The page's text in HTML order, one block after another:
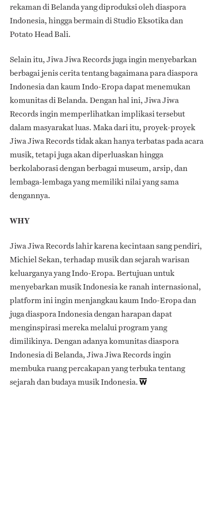
rekaman di Belanda yang diproduksi oleh diaspora
Indonesia, hingga bermain di Studio Eksotika dan
Potato Head Bali.
Selain itu, Jiwa Jiwa Records juga ingin menyebarkan
berbagai jenis cerita tentang bagaimana para diaspora
Indonesia dan kaum Indo-Eropa dapat menemukan
komunitas di Belanda. Dengan hal ini, Jiwa Jiwa
Records ingin memperlihatkan implikasi tersebut
dalam masyarakat luas. Maka dari itu, proyek-proyek
Jiwa Jiwa Records tidak akan hanya terbatas pada acara
musik, tetapi juga akan diperluaskan hingga
berkolaborasi dengan berbagai museum, arsip, dan
lembaga-lembaga yang memiliki nilai yang sama
dengannya.
WHY
Jiwa Jiwa Records lahir karena kecintaan sang pendiri,
Michiel Sekan, terhadap musik dan sejarah warisan
keluarganya yang Indo-Eropa. Bertujuan untuk
menyebarkan musik Indonesia ke ranah internasional,
platform ini ingin menjangkau kaum Indo-Eropa dan
juga diaspora Indonesia dengan harapan dapat
menginspirasi mereka melalui program yang
dimilikinya. Dengan adanya komunitas diaspora
Indonesia di Belanda, Jiwa Jiwa Records ingin
membuka ruang percakapan yang terbuka tentang
sejarah dan budaya musik Indonesia.